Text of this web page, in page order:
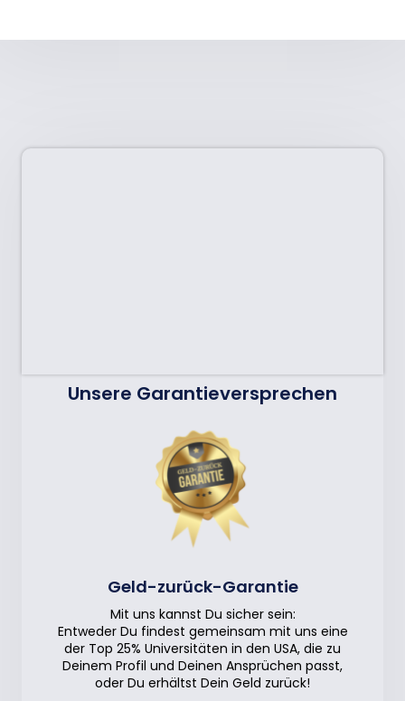
Unsere Garantieversprechen
Geld-zurück-Garantie
Mit uns kannst Du sicher sein:
Entweder Du findest gemeinsam mit uns eine
der Top 25% Universitäten in den USA, die zu
Deinem Profil und Deinen Ansprüchen passt,
oder Du erhältst Dein Geld zurück!